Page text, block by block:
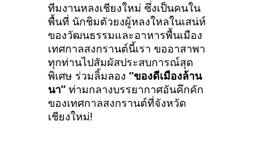
ทีมงานหลงเชียงใหม่ ซึ่งเป็นคนใน
พื้นที่ นักชิมตัวยงผู้หลงใหลในเสน่ห์
ของวัฒนธรรมและอาหารพื้นเมือง
เทศกาลสงกรานต์นี้เรา ขออาสาพา
ทุกท่านไปสัมผัสประสบการณ์สุด
พิเศษ ร่วมลิ้มลอง “ของดีเมืองล้าน
นา”ท่ามกลางบรรยากาศอันคึกคัก
ของเทศกาลสงกรานต์ที่จังหวัด
เชียงใหม่!